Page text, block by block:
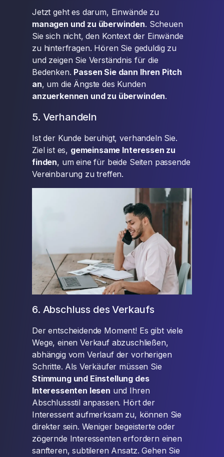
Jetzt geht es darum, Einwände zu
managen und zu überwinden. Scheuen
Sie sich nicht, den Kontext der Einwände
zu hinterfragen. Hören Sie geduldig zu
und zeigen Sie Verständnis für die
Bedenken. Passen Sie dann Ihren Pitch
an, um die Ängste des Kunden
anzuerkennen und zu überwinden.
5. Verhandeln
Ist der Kunde beruhigt, verhandeln Sie.
Ziel ist es, gemeinsame Interessen zu
finden, um eine für beide Seiten passende
Vereinbarung zu treffen.
6. Abschluss des Verkaufs
Der entscheidende Moment! Es gibt viele
Wege, einen Verkauf abzuschließen,
abhängig vom Verlauf der vorherigen
Schritte. Als Verkäufer müssen Sie
Stimmung und Einstellung des
Interessenten lesen und Ihren
Abschlussstil anpassen. Hört der
Interessent aufmerksam zu, können Sie
direkter sein. Weniger begeisterte oder
zögernde Interessenten erfordern einen
sanfteren, subtileren Ansatz. Gehen Sie